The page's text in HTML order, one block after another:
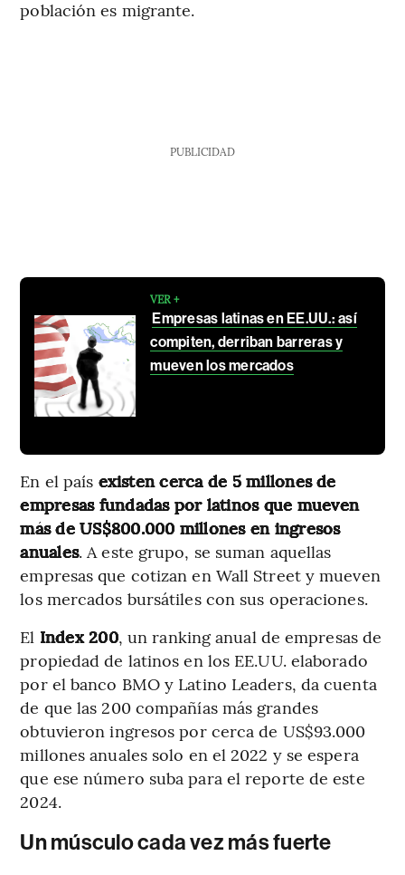
población es migrante.
PUBLICIDAD
VER +
Empresas latinas en EE.UU.: así
compiten, derriban barreras y
mueven los mercados
En el país existen cerca de 5 millones de
empresas fundadas por latinos que mueven
más de US$800.000 millones en ingresos
anuales. A este grupo, se suman aquellas
empresas que cotizan en Wall Street y mueven
los mercados bursátiles con sus operaciones.
El Index 200, un ranking anual de empresas de
propiedad de latinos en los EE.UU. elaborado
por el banco BMO y Latino Leaders, da cuenta
de que las 200 compañías más grandes
obtuvieron ingresos por cerca de US$93.000
millones anuales solo en el 2022 y se espera
que ese número suba para el reporte de este
2024.
Un músculo cada vez más fuerte